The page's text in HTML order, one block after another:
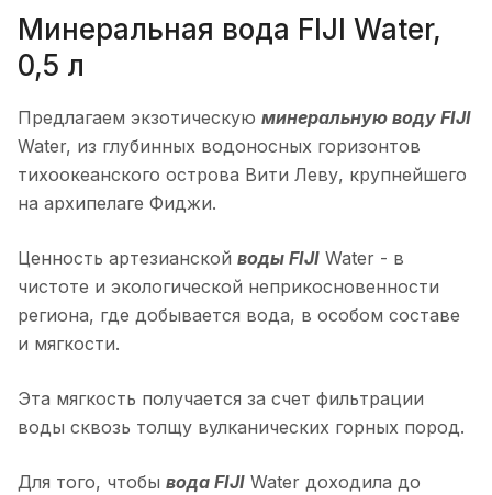
Минеральная вода FIJI Water,
0,5 л
Предлагаем экзотическую минеральную воду FIJI
Water, из глубинных водоносных горизонтов
тихоокеанского острова Вити Леву, крупнейшего
на архипелаге Фиджи.
Ценность артезианской воды FIJI Water - в
чистоте и экологической неприкосновенности
региона, где добывается вода, в особом составе
и мягкости.
Эта мягкость получается за счет фильтрации
воды сквозь толщу вулканических горных пород.
Для того, чтобы вода FIJI Water доходила до